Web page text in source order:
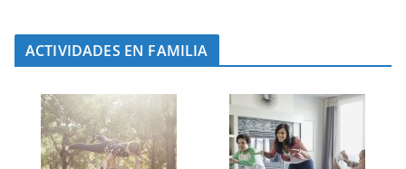
ACTIVIDADES EN FAMILIA